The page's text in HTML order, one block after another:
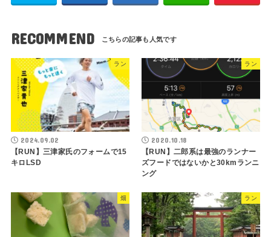
RECOMMEND
ラン
2024.09.02
【RUN】三津家氏のフォームで15
キロLSD
ラン
2020.10.18
【RUN】二郎系は最強のランナー
ズフードではないかと30kmランニ
ング
畑 ラン